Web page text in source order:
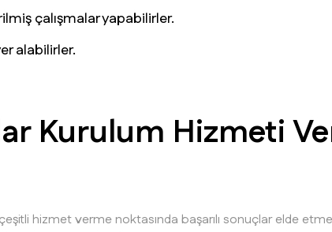
çalışmalar yapabilirler.
alabilirler.
Kurulum Hizmeti
hizmet verme noktasında başarılı sonuçlar elde